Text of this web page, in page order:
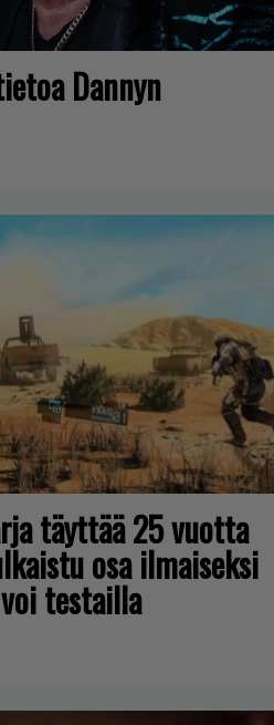
Dannyn
täyttää 25 vuotta
osa ilmaiseksi
testailla